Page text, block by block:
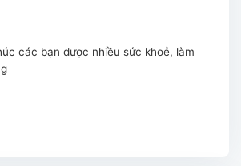
các bạn được nhiều sức khoẻ, làm